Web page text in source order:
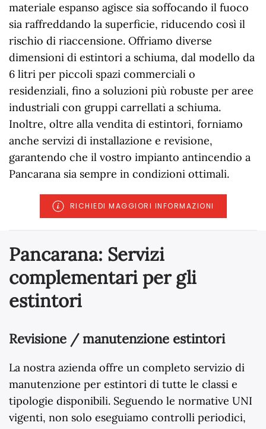
materiale espanso agisce sia soffocando il fuoco
sia raffreddando la superficie, riducendo così il
rischio di riaccensione. Offriamo diverse
dimensioni di estintori a schiuma, dal modello da
6 litri per piccoli spazi commerciali o
residenziali, fino a soluzioni più robuste per aree
industriali con gruppi carrellati a schiuma.
Inoltre, oltre alla vendita di estintori, forniamo
anche servizi di installazione e revisione,
garantendo che il vostro impianto antincendio a
Pancarana sia sempre in condizioni ottimali.
RICHIEDI MAGGIORI INFORMAZIONI
Pancarana: Servizi
complementari per gli
estintori
Revisione / manutenzione estintori
La nostra azienda offre un completo servizio di
manutenzione per estintori di tutte le classi e
tipologie disponibili. Seguendo le normative UNI
vigenti, non solo eseguiamo controlli periodici,